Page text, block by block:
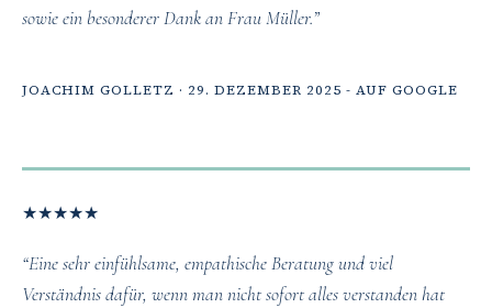
sowie ein besonderer Dank an Frau Müller.”
JOACHIM GOLLETZ · 29. DEZEMBER 2025 - AUF GOOGLE
★★★★★
“Eine sehr einfühlsame, empathische Beratung und viel
Verständnis dafür, wenn man nicht sofort alles verstanden hat